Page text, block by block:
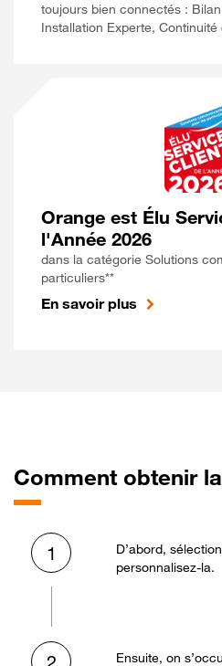
toujours bien connectés :
Installation Experte,
Orange est Élu
l'Année 2026
dans la catégorie Solutions
particuliers**
En savoir plus
Comment obtenir
1
D’abord,
personnalisez-la.
Ensuite, on